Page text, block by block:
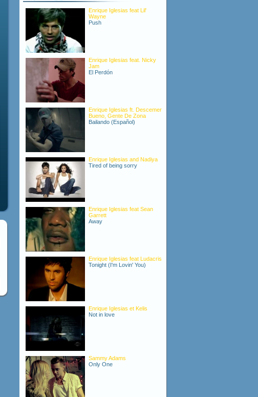
Enrique Iglesias feat Lil'
Wayne
Push
Enrique Iglesias feat. Nicky
Jam
El Perdón
Enrique Iglesias ft. Descemer
Bueno, Gente De Zona
Bailando (Español)
Enrique Iglesias and Nadiya
Tired of being sorry
Enrique Iglesias feat Sean
Garrett
Away
Enrique Iglesias feat Ludacris
Tonight (I'm Lovin' You)
Enrique Iglesias et Kelis
Not in love
Sammy Adams
Only One